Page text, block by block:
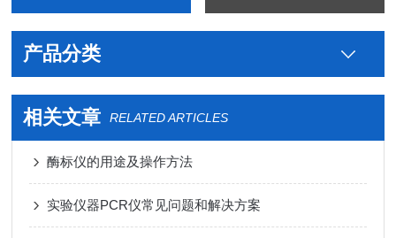
产品分类
相关文章 RELATED ARTICLES
酶标仪的用途及操作方法
实验仪器PCR仪常见问题和解决方案